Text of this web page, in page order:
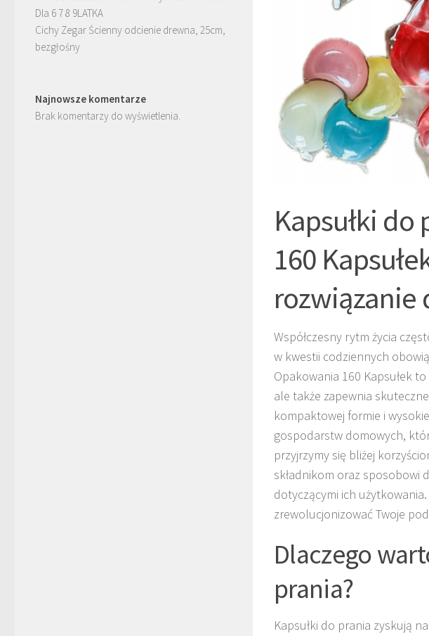
Kapsułki do
160
rozwiązanie
Współczesny rytm życia
w kwestii codziennych
Opakowania 160 Kapsułek
ale także zapewnia
kompaktowej formie i
gospodarstw domowych,
przyjrzymy się bliżej
składnikom oraz sposobowi
dotyczącymi ich
zrewolucjonizować Twoje
Dlaczego
prania?
Kapsułki do prania zyskują
Dla 6 7 8 9LATKA
Cichy Zegar Ścienny odcienie drewna, 25cm,
bezgłośny
Najnowsze komentarze
Brak komentarzy do wyświetlenia.